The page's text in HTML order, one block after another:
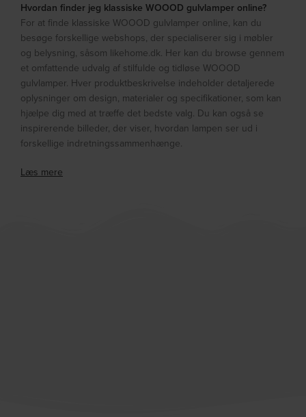
Hvordan finder jeg klassiske WOOOD gulvlamper online?
For at finde klassiske WOOOD gulvlamper online, kan du
besøge forskellige webshops, der specialiserer sig i møbler
og belysning, såsom likehome.dk. Her kan du browse gennem
et omfattende udvalg af stilfulde og tidløse WOOOD
gulvlamper. Hver produktbeskrivelse indeholder detaljerede
oplysninger om design, materialer og specifikationer, som kan
hjælpe dig med at træffe det bedste valg. Du kan også se
inspirerende billeder, der viser, hvordan lampen ser ud i
forskellige indretningssammenhænge.
Læs mere